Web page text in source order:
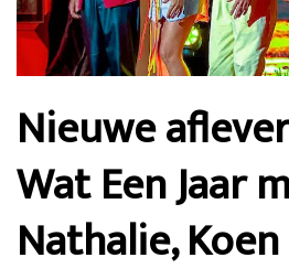
Nieuwe
Wat Een Jaar
Nathalie,